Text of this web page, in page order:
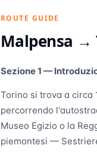
ROUTE GUIDE
Malpensa →
Sezione 1 —
Torino si trova a circa
percorrendo
Museo Egizio o la
piemontesi —